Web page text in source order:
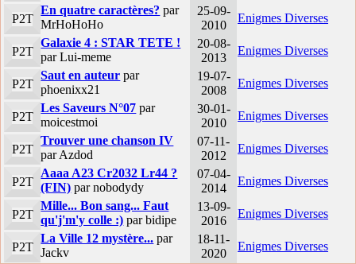
P2T
En quatre caractères? par
MrHoHoHo
25-09-
2010
Enigmes Diverses
P2T
Galaxie 4 : STAR TETE !
par Lui-meme
20-08-
2013
Enigmes Diverses
P2T
Saut en auteur par
phoenixx21
19-07-
2008
Enigmes Diverses
P2T
Les Saveurs N°07 par
moicestmoi
30-01-
2010
Enigmes Diverses
P2T
Trouver une chanson IV
par Azdod
07-11-
2012
Enigmes Diverses
P2T
Aaaa A23 Cr2032 Lr44 ?
(FIN) par nobodydy
07-04-
2014
Enigmes Diverses
P2T
Mille... Bon sang... Faut
qu'j'm'y colle :) par bidipe
13-09-
2016
Enigmes Diverses
P2T
La Ville 12 mystère... par
Jackv
18-11-
2020
Enigmes Diverses